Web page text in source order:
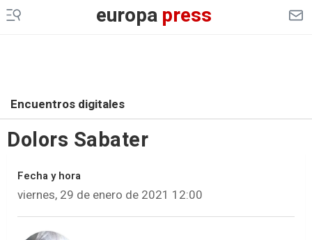
europapress
Encuentros digitales
Dolors Sabater
Fecha y hora
viernes, 29 de enero de 2021 12:00